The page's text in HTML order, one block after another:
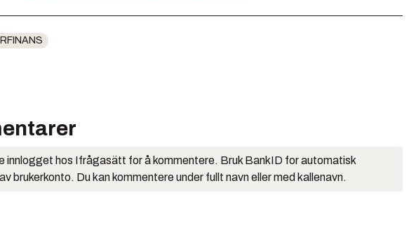
innlogget hos Ifrågasätt for å kommentere. Bruk BankID for automatisk
brukerkonto. Du kan kommentere under fullt navn eller med kallenavn.